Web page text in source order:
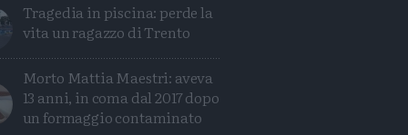
Condividi
Condividi
TwitterCondividi
Mail
Tragedia in piscina: perde la
vita un ragazzo di Trento
Morto Mattia Maestri: aveva
13 anni, in coma dal 2017 dopo
un formaggio contaminato